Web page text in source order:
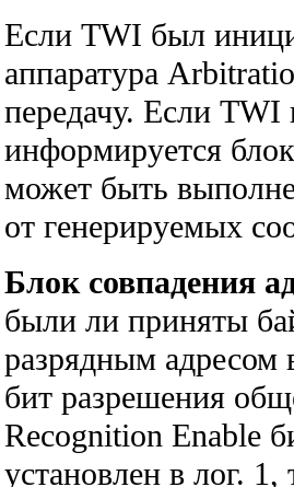
Если TWI был
аппаратура
передачу. Если TWI
информируется
может быть
от генерируемых
Блок совпадения
были ли приняты
разрядным
бит разрешения
Recognition Enable
установлен в лог.